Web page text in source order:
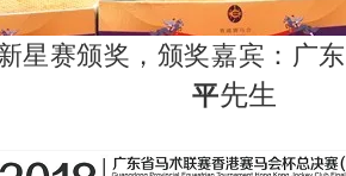
星赛颁奖，颁奖嘉宾：广
平先生